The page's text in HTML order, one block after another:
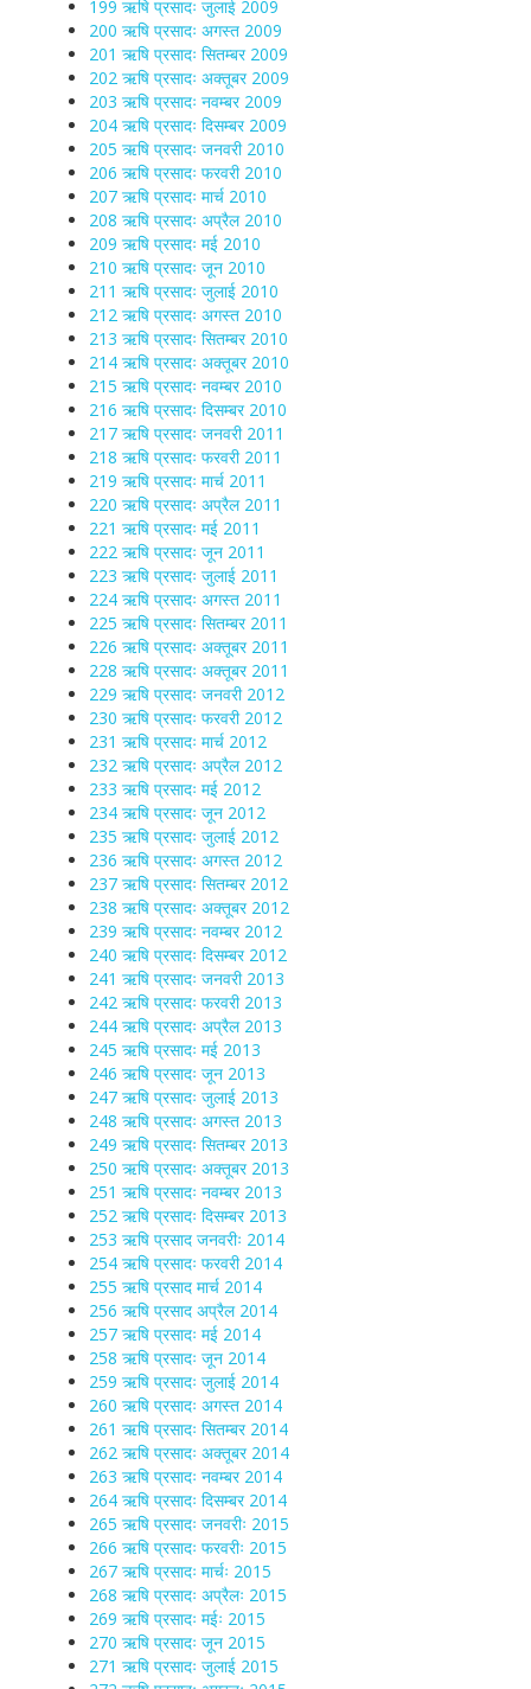
199 ऋषि प्रसादः जुलाई 2009
200 ऋषि प्रसादः अगस्त 2009
201 ऋषि प्रसादः सितम्बर 2009
202 ऋषि प्रसादः अक्तूबर 2009
203 ऋषि प्रसादः नवम्बर 2009
204 ऋषि प्रसादः दिसम्बर 2009
205 ऋषि प्रसादः जनवरी 2010
206 ऋषि प्रसादः फरवरी 2010
207 ऋषि प्रसादः मार्च 2010
208 ऋषि प्रसादः अप्रैल 2010
209 ऋषि प्रसादः मई 2010
210 ऋषि प्रसादः जून 2010
211 ऋषि प्रसादः जुलाई 2010
212 ऋषि प्रसादः अगस्त 2010
213 ऋषि प्रसादः सितम्बर 2010
214 ऋषि प्रसादः अक्तूबर 2010
215 ऋषि प्रसादः नवम्बर 2010
216 ऋषि प्रसादः दिसम्बर 2010
217 ऋषि प्रसादः जनवरी 2011
218 ऋषि प्रसादः फरवरी 2011
219 ऋषि प्रसादः मार्च 2011
220 ऋषि प्रसादः अप्रैल 2011
221 ऋषि प्रसादः मई 2011
222 ऋषि प्रसादः जून 2011
223 ऋषि प्रसादः जुलाई 2011
224 ऋषि प्रसादः अगस्त 2011
225 ऋषि प्रसादः सितम्बर 2011
226 ऋषि प्रसादः अक्तूबर 2011
228 ऋषि प्रसादः अक्तूबर 2011
229 ऋषि प्रसादः जनवरी 2012
230 ऋषि प्रसादः फरवरी 2012
231 ऋषि प्रसादः मार्च 2012
232 ऋषि प्रसादः अप्रैल 2012
233 ऋषि प्रसादः मई 2012
234 ऋषि प्रसादः जून 2012
235 ऋषि प्रसादः जुलाई 2012
236 ऋषि प्रसादः अगस्त 2012
237 ऋषि प्रसादः सितम्बर 2012
238 ऋषि प्रसादः अक्तूबर 2012
239 ऋषि प्रसादः नवम्बर 2012
240 ऋषि प्रसादः दिसम्बर 2012
241 ऋषि प्रसादः जनवरी 2013
242 ऋषि प्रसादः फरवरी 2013
244 ऋषि प्रसादः अप्रैल 2013
245 ऋषि प्रसादः मई 2013
246 ऋषि प्रसादः जून 2013
247 ऋषि प्रसादः जुलाई 2013
248 ऋषि प्रसादः अगस्त 2013
249 ऋषि प्रसादः सितम्बर 2013
250 ऋषि प्रसादः अक्तूबर 2013
251 ऋषि प्रसादः नवम्बर 2013
252 ऋषि प्रसादः दिसम्बर 2013
253 ऋषि प्रसाद जनवरीः 2014
254 ऋषि प्रसादः फरवरी 2014
255 ऋषि प्रसाद मार्च 2014
256 ऋषि प्रसाद अप्रैल 2014
257 ऋषि प्रसादः मई 2014
258 ऋषि प्रसादः जून 2014
259 ऋषि प्रसादः जुलाई 2014
260 ऋषि प्रसादः अगस्त 2014
261 ऋषि प्रसादः सितम्बर 2014
262 ऋषि प्रसादः अक्तूबर 2014
263 ऋषि प्रसादः नवम्बर 2014
264 ऋषि प्रसादः दिसम्बर 2014
265 ऋषि प्रसादः जनवरीः 2015
266 ऋषि प्रसादः फरवरीः 2015
267 ऋषि प्रसादः मार्चः 2015
268 ऋषि प्रसादः अप्रैलः 2015
269 ऋषि प्रसादः मईः 2015
270 ऋषि प्रसादः जून 2015
271 ऋषि प्रसादः जुलाई 2015